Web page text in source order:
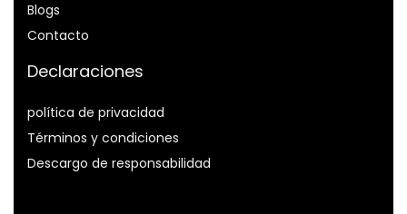
Blogs
Contacto
Declaraciones
política de privacidad
Términos y condiciones
Descargo de responsabilidad